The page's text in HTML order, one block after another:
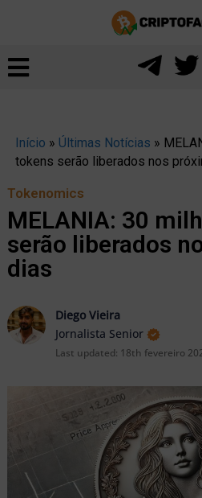
Início » Últimas Notícias »
tokens serão liberados nos
Tokenomics
MELANIA: 30
serão liberados
dias
Diego Vieira
Jornalista Senior
Last updated: 18th fevereiro